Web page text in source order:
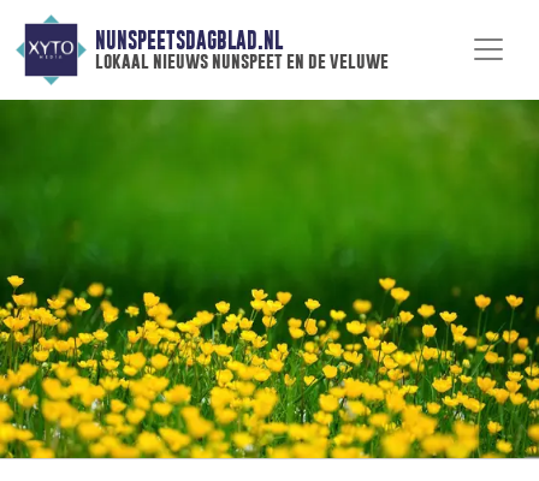
NUNSPEETSDAGBLAD.NL
lokaal nieuws nunspeet en de veluwe